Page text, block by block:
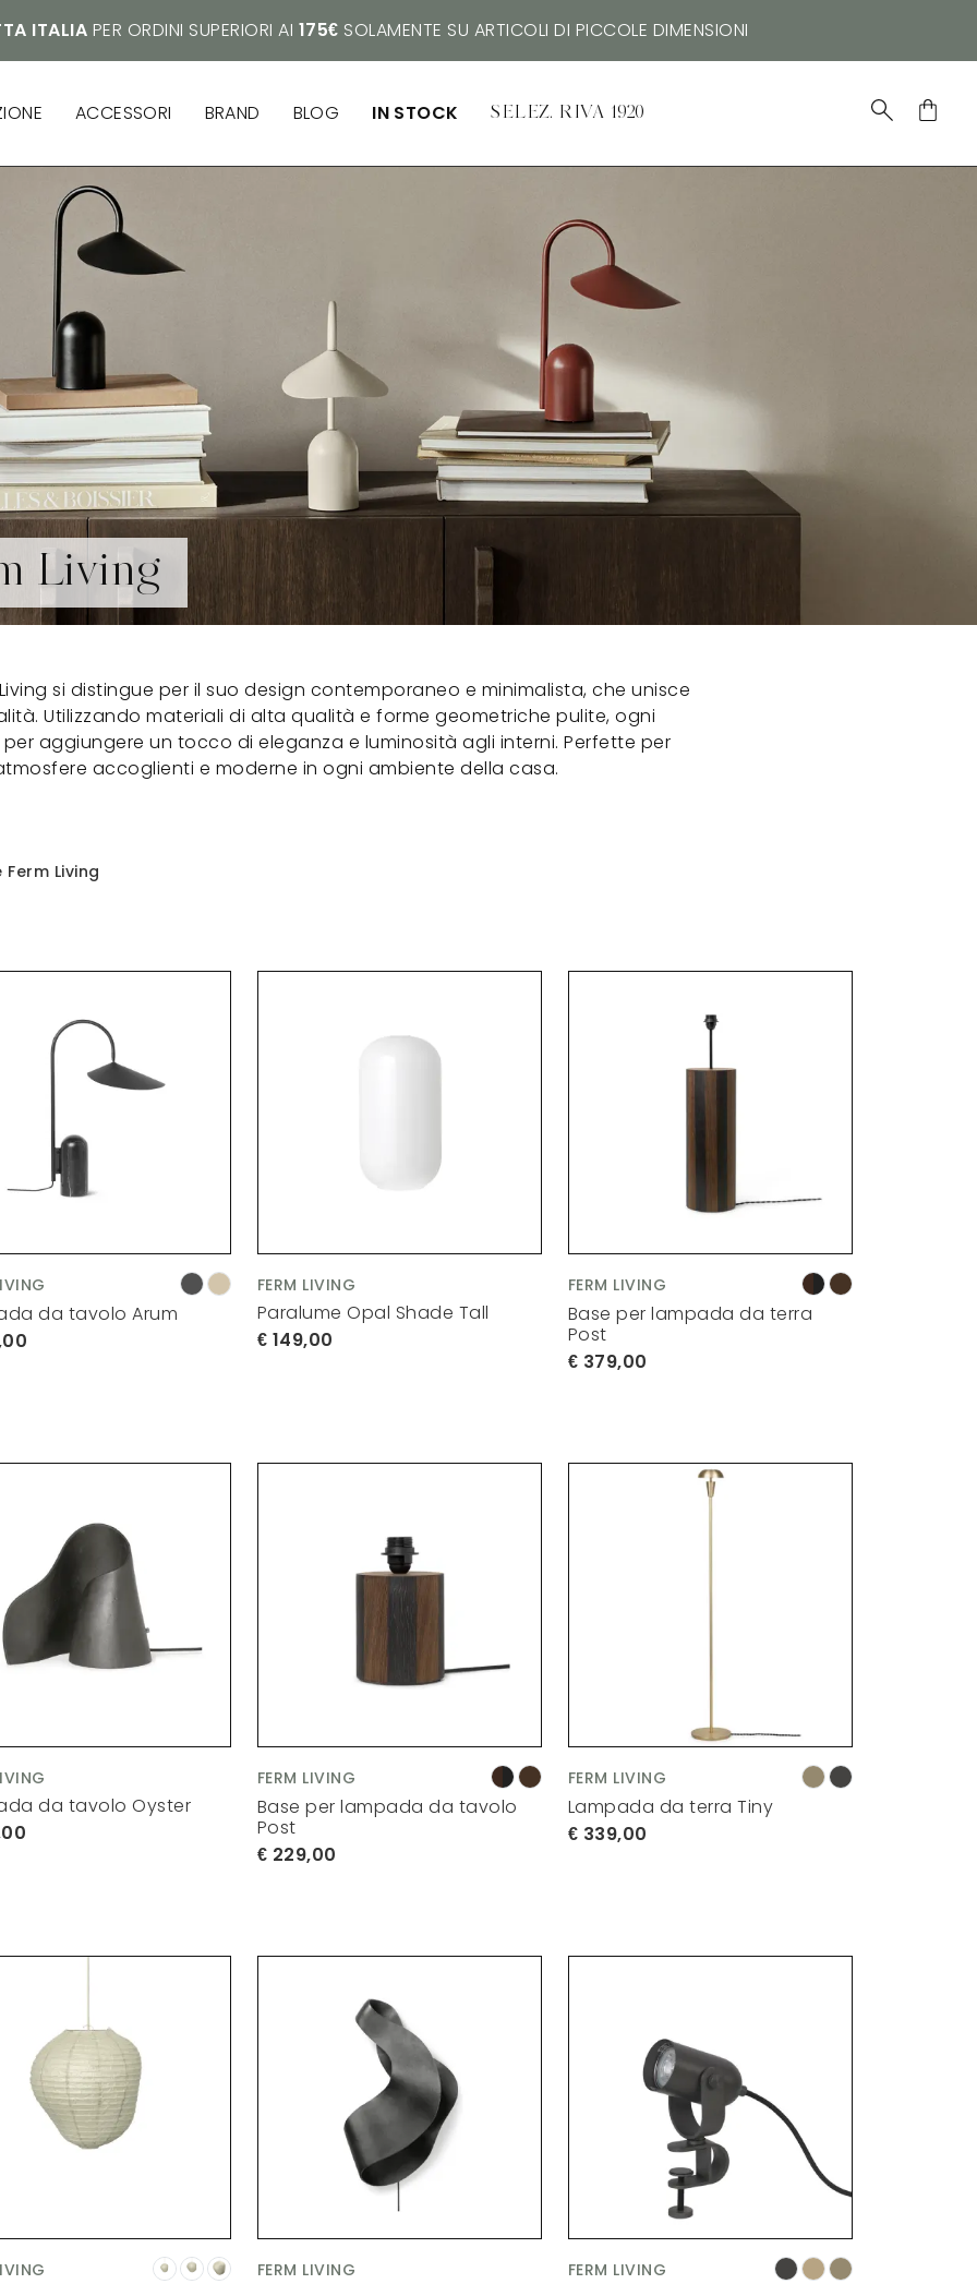
ITALIA PER ORDINI SUPERIORI AI 175€ SOLAMENTE SU ARTICOLI DI PICCOLE DIMENSIONI
ACCESSORI BRAND BLOG IN STOCK SELEZ. RIVA 1920
Living
si distingue per il suo design contemporaneo e minimalista, che unisce
Utilizzando materiali di alta qualità e forme geometriche pulite, ogni
aggiungere un tocco di eleganza e luminosità agli interni. Perfette per
accoglienti e moderne in ogni ambiente della casa.
Living
da tavolo Arum
FERM LIVING
Paralume Opal Shade Tall
149,00
FERM LIVING
Base per lampada da terra
Post
379,00
da tavolo Oyster
FERM LIVING
Base per lampada da tavolo
Post
229,00
FERM LIVING
Lampada da terra Tiny
339,00
FERM LIVING FERM LIVING